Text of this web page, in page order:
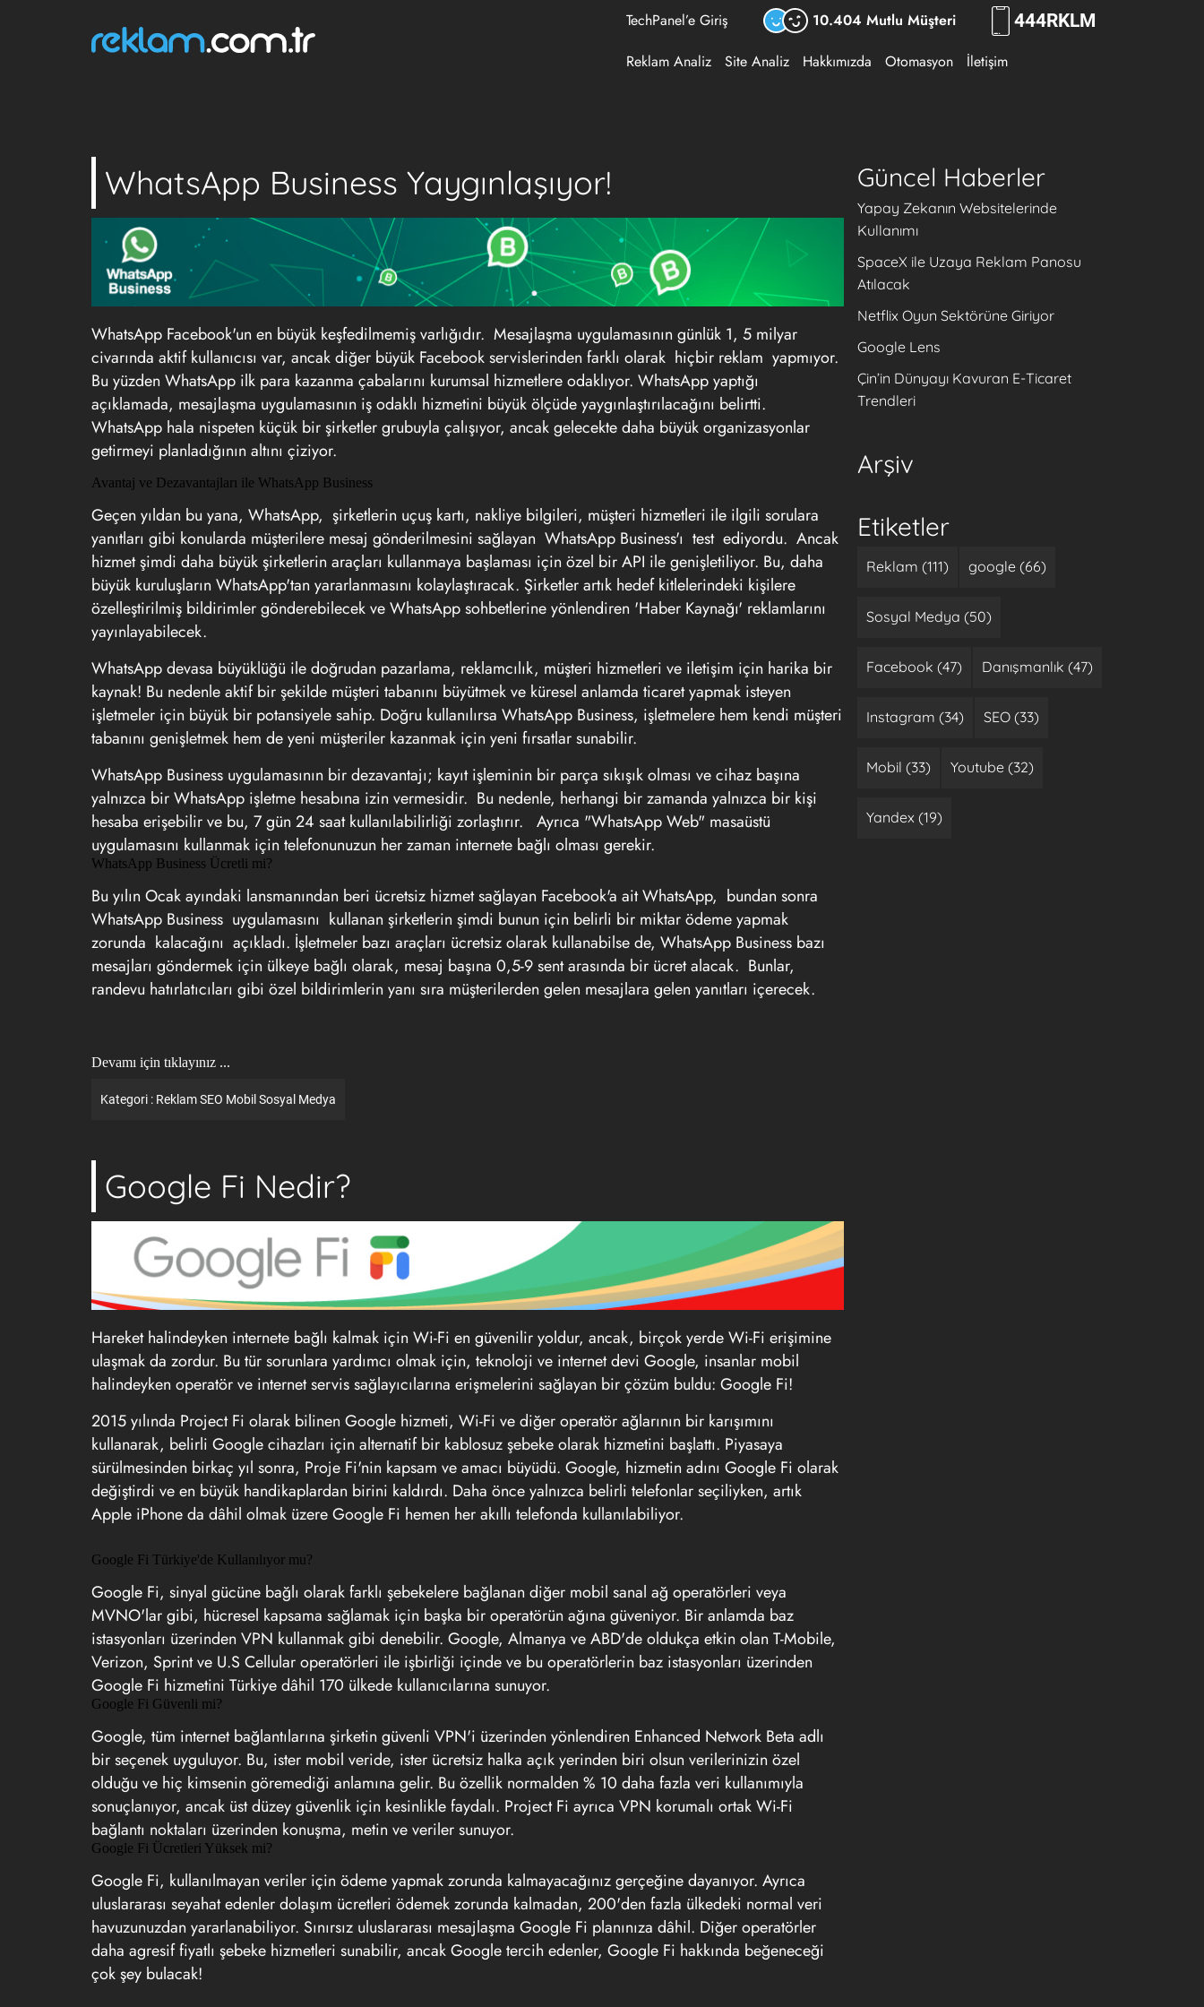
TechPanel’e Giriş 10.404 Mutlu Müşteri 444RKLM
Reklam Analiz Site Analiz Hakkımızda Otomasyon İletişim
WhatsApp Business Yaygınlaşıyor!
WhatsApp Facebook'un en büyük keşfedilmemiş varlığıdır. Mesajlaşma uygulamasının günlük 1, 5 milyar
civarında aktif kullanıcısı var, ancak diğer büyük Facebook servislerinden farklı olarak hiçbir reklam yapmıyor.
Bu yüzden WhatsApp ilk para kazanma çabalarını kurumsal hizmetlere odaklıyor. WhatsApp yaptığı
açıklamada, mesajlaşma uygulamasının iş odaklı hizmetini büyük ölçüde yaygınlaştırılacağını belirtti.
WhatsApp hala nispeten küçük bir şirketler grubuyla çalışıyor, ancak gelecekte daha büyük organizasyonlar
getirmeyi planladığının altını çiziyor.
Avantaj ve Dezavantajları ile WhatsApp Business
Geçen yıldan bu yana, WhatsApp, şirketlerin uçuş kartı, nakliye bilgileri, müşteri hizmetleri ile ilgili sorulara
yanıtları gibi konularda müşterilere mesaj gönderilmesini sağlayan WhatsApp Business'ı test ediyordu. Ancak
hizmet şimdi daha büyük şirketlerin araçları kullanmaya başlaması için özel bir API ile genişletiliyor. Bu, daha
büyük kuruluşların WhatsApp'tan yararlanmasını kolaylaştıracak. Şirketler artık hedef kitlelerindeki kişilere
özelleştirilmiş bildirimler gönderebilecek ve WhatsApp sohbetlerine yönlendiren 'Haber Kaynağı' reklamlarını
yayınlayabilecek.
WhatsApp devasa büyüklüğü ile doğrudan pazarlama, reklamcılık, müşteri hizmetleri ve iletişim için harika bir
kaynak! Bu nedenle aktif bir şekilde müşteri tabanını büyütmek ve küresel anlamda ticaret yapmak isteyen
işletmeler için büyük bir potansiyele sahip. Doğru kullanılırsa WhatsApp Business, işletmelere hem kendi müşteri
tabanını genişletmek hem de yeni müşteriler kazanmak için yeni fırsatlar sunabilir.
WhatsApp Business uygulamasının bir dezavantajı; kayıt işleminin bir parça sıkışık olması ve cihaz başına
yalnızca bir WhatsApp işletme hesabına izin vermesidir. Bu nedenle, herhangi bir zamanda yalnızca bir kişi
hesaba erişebilir ve bu, 7 gün 24 saat kullanılabilirliği zorlaştırır.
Ayrıca "WhatsApp Web" masaüstü
uygulamasını kullanmak için telefonunuzun her zaman internete bağlı olması gerekir.
WhatsApp Business Ücretli mi?
Bu yılın Ocak ayındaki lansmanından beri ücretsiz hizmet sağlayan Facebook'a ait WhatsApp, bundan sonra
WhatsApp Business uygulamasını kullanan şirketlerin şimdi bunun için belirli bir miktar ödeme yapmak
zorunda kalacağını açıkladı. İşletmeler bazı araçları ücretsiz olarak kullanabilse de, WhatsApp Business bazı
mesajları göndermek için ülkeye bağlı olarak, mesaj başına 0,5-9 sent arasında bir ücret alacak. Bunlar,
randevu hatırlatıcıları gibi özel bildirimlerin yanı sıra müşterilerden gelen mesajlara gelen yanıtları içerecek.
Devamı için tıklayınız ...
Kategori : ReklamSEO Mobil Sosyal Medya
Google Fi Nedir?
Hareket halindeyken internete bağlı kalmak için Wi-Fi en güvenilir yoldur, ancak, birçok yerde Wi-Fi erişimine
ulaşmak da zordur. Bu tür sorunlara yardımcı olmak için, teknoloji ve internet devi Google, insanlar mobil
halindeyken operatör ve internet servis sağlayıcılarına erişmelerini sağlayan bir çözüm buldu: Google Fi!
2015 yılında Project Fi olarak bilinen Google hizmeti, Wi-Fi ve diğer operatör ağlarının bir karışımını
kullanarak, belirli Google cihazları için alternatif bir kablosuz şebeke olarak hizmetini başlattı. Piyasaya
sürülmesinden birkaç yıl sonra, Proje Fi'nin kapsam ve amacı büyüdü. Google, hizmetin adını Google Fi olarak
değiştirdi ve en büyük handikaplardan birini kaldırdı. Daha önce yalnızca belirli telefonlar seçiliyken, artık
Apple iPhone da dâhil olmak üzere Google Fi hemen her akıllı telefonda kullanılabiliyor.
Google Fi Türkiye'de Kullanılıyor mu?
Google Fi, sinyal gücüne bağlı olarak farklı şebekelere bağlanan diğer mobil sanal ağ operatörleri veya
MVNO'lar gibi, hücresel kapsama sağlamak için başka bir operatörün ağına güveniyor. Bir anlamda baz
istasyonları üzerinden VPN kullanmak gibi denebilir. Google, Almanya ve ABD'de oldukça etkin olan T-Mobile,
Verizon, Sprint ve U.S Cellular operatörleri ile işbirliği içinde ve bu operatörlerin baz istasyonları üzerinden
Google Fi hizmetini Türkiye dâhil 170 ülkede kullanıcılarına sunuyor.
Google Fi Güvenli mi?
Google, tüm internet bağlantılarına şirketin güvenli VPN'i üzerinden yönlendiren Enhanced Network Beta adlı
bir seçenek uyguluyor. Bu, ister mobil veride, ister ücretsiz halka açık yerinden biri olsun verilerinizin özel
olduğu ve hiç kimsenin göremediği anlamına gelir. Bu özellik normalden % 10 daha fazla veri kullanımıyla
sonuçlanıyor, ancak üst düzey güvenlik için kesinlikle faydalı. Project Fi ayrıca VPN korumalı ortak Wi-Fi
bağlantı noktaları üzerinden konuşma, metin ve veriler sunuyor.
Google Fi Ücretleri Yüksek mi?
Google Fi, kullanılmayan veriler için ödeme yapmak zorunda kalmayacağınız gerçeğine dayanıyor. Ayrıca
uluslararası seyahat edenler dolaşım ücretleri ödemek zorunda kalmadan, 200'den fazla ülkedeki normal veri
havuzunuzdan yararlanabiliyor. Sınırsız uluslararası mesajlaşma Google Fi planınıza dâhil. Diğer operatörler
daha agresif fiyatlı şebeke hizmetleri sunabilir, ancak Google tercih edenler, Google Fi hakkında beğeneceği
çok şey bulacak!
Güncel Haberler
Yapay Zekanın Websitelerinde
Kullanımı
SpaceX ile Uzaya Reklam Panosu
Atılacak
Netflix Oyun Sektörüne Giriyor
Google Lens
Çin’in Dünyayı Kavuran E-Ticaret
Trendleri
Arşiv
Etiketler
Reklam (111) google (66)
Sosyal Medya (50)
Facebook (47) Danışmanlık (47)
Instagram (34) SEO (33)
Mobil (33) Youtube (32)
Yandex (19)